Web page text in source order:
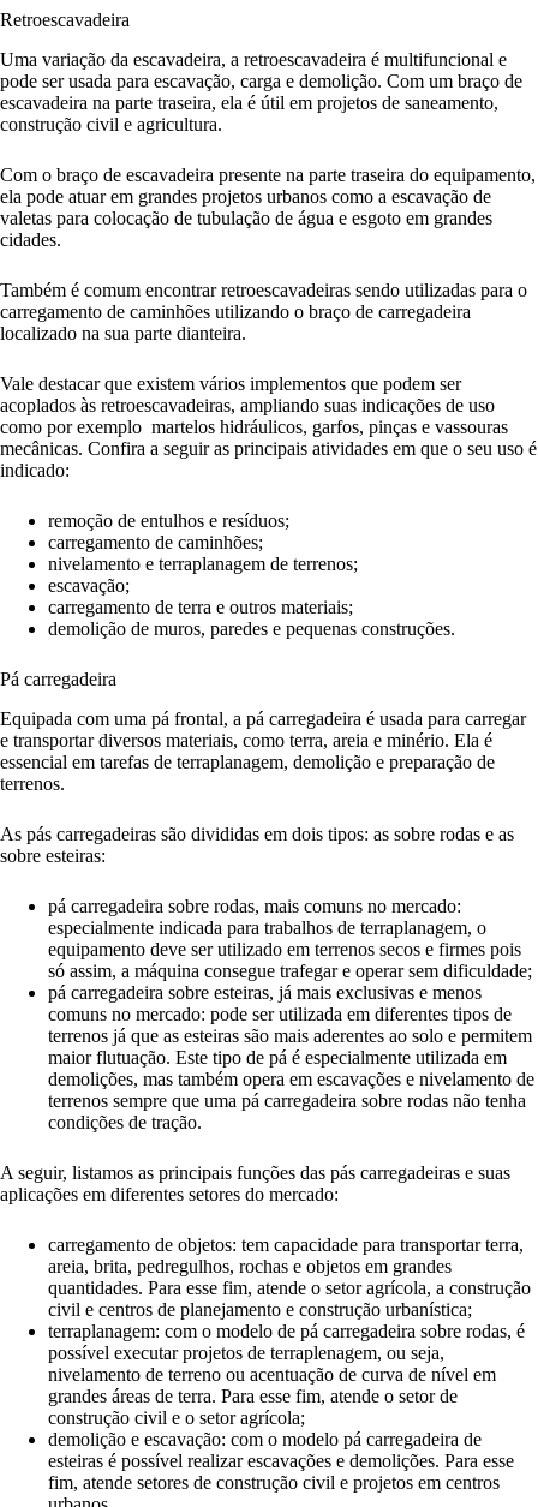
Retroescavadeira
Uma variação da escavadeira, a retroescavadeira é multifuncional e
pode ser usada para escavação, carga e demolição. Com um braço de
escavadeira na parte traseira, ela é útil em projetos de saneamento,
construção civil e agricultura.
Com o braço de escavadeira presente na parte traseira do equipamento,
ela pode atuar em grandes projetos urbanos como a escavação de
valetas para colocação de tubulação de água e esgoto em grandes
cidades.
Também é comum encontrar retroescavadeiras sendo utilizadas para o
carregamento de caminhões utilizando o braço de carregadeira
localizado na sua parte dianteira.
Vale destacar que existem vários implementos que podem ser
acoplados às retroescavadeiras, ampliando suas indicações de uso
como por exemplo martelos hidráulicos, garfos, pinças e vassouras
mecânicas. Confira a seguir as principais atividades em que o seu uso é
indicado:
remoção de entulhos e resíduos;
carregamento de caminhões;
nivelamento e terraplanagem de terrenos;
escavação;
carregamento de terra e outros materiais;
demolição de muros, paredes e pequenas construções.
Pá carregadeira
Equipada com uma pá frontal, a pá carregadeira é usada para carregar
e transportar diversos materiais, como terra, areia e minério. Ela é
essencial em tarefas de terraplanagem, demolição e preparação de
terrenos.
As pás carregadeiras são divididas em dois tipos: as sobre rodas e as
sobre esteiras:
pá carregadeira sobre rodas, mais comuns no mercado:
especialmente indicada para trabalhos de terraplanagem, o
equipamento deve ser utilizado em terrenos secos e firmes pois
só assim, a máquina consegue trafegar e operar sem dificuldade;
pá carregadeira sobre esteiras, já mais exclusivas e menos
comuns no mercado: pode ser utilizada em diferentes tipos de
terrenos já que as esteiras são mais aderentes ao solo e permitem
maior flutuação. Este tipo de pá é especialmente utilizada em
demolições, mas também opera em escavações e nivelamento de
terrenos sempre que uma pá carregadeira sobre rodas não tenha
condições de tração.
A seguir, listamos as principais funções das pás carregadeiras e suas
aplicações em diferentes setores do mercado:
carregamento de objetos: tem capacidade para transportar terra,
areia, brita, pedregulhos, rochas e objetos em grandes
quantidades. Para esse fim, atende o setor agrícola, a construção
civil e centros de planejamento e construção urbanística;
terraplanagem: com o modelo de pá carregadeira sobre rodas, é
possível executar projetos de terraplenagem, ou seja,
nivelamento de terreno ou acentuação de curva de nível em
grandes áreas de terra. Para esse fim, atende o setor de
construção civil e o setor agrícola;
demolição e escavação: com o modelo pá carregadeira de
esteiras é possível realizar escavações e demolições. Para esse
fim, atende setores de construção civil e projetos em centros